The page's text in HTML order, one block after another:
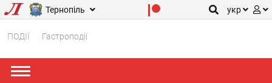
Тернопіль укр
ПОДІЇ Гастроподії